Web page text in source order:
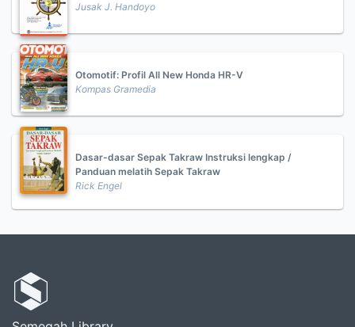
Jusak J. Handoyo
Otomotif: Profil All New Honda HR-V
Kompas Gramedia
Dasar-dasar Sepak Takraw Instruksi lengkap /
Panduan melatih Sepak Takraw
Rick Engel